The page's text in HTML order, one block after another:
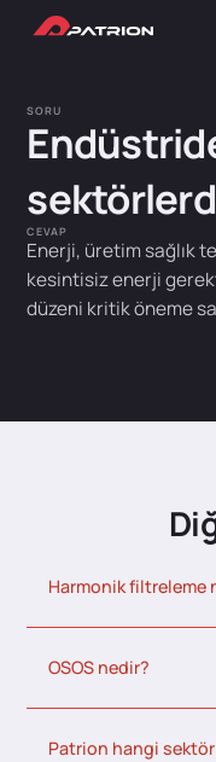
SORU
CEVAP
Enerji, üretim sağlık
kesintisiz enerji
düzeni kritik öneme
Harmonik filtreleme
OSOS nedir?
Patrion hangi